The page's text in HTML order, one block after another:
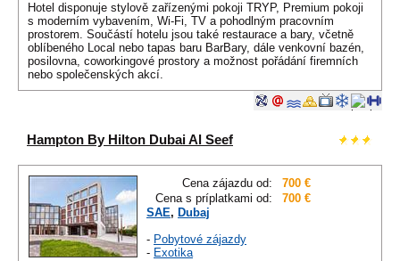
Hotel disponuje stylově zařízenými pokoji TRYP, Premium pokoji
s moderním vybavením, Wi-Fi, TV a pohodlným pracovním
prostorem. Součástí hotelu jsou také restaurace a bary, včetně
oblíbeného Local nebo tapas baru BarBary, dále venkovní bazén,
posilovna, coworkingové prostory a možnost pořádání firemních
nebo společenských akcí.
Hampton By Hilton Dubai Al Seef
Cena zájazdu od:
700 €
Cena s príplatkami od:
700 €
SAE, Dubaj
- Pobytové zájazdy
- Exotika